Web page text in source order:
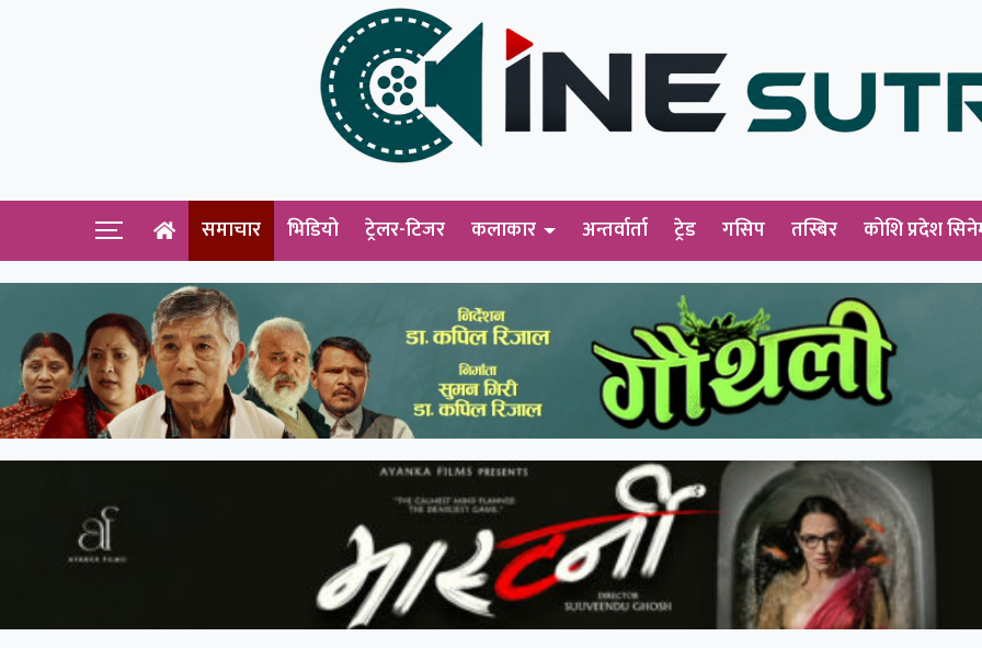
समाचार भिडियो ट्रेलर-टिजर कलाकार अन्तर्वार्ता ट्रेड गसिप तस्बिर कोशि प्रदेश